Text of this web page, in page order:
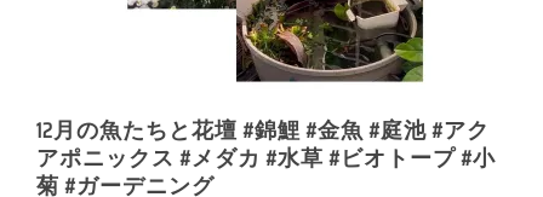
12月の魚たちと花壇 #錦鯉 #金魚 #庭池 #アク
アポニックス #メダカ #水草 #ビオトープ #小
菊 #ガーデニング